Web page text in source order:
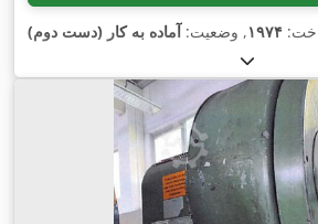
۱۹۷۴, وضعیت:آماده به کار (دست دوم)